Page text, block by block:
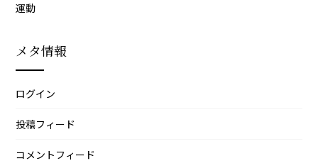
運動
メタ情報
ログイン
投稿フィード
コメントフィード